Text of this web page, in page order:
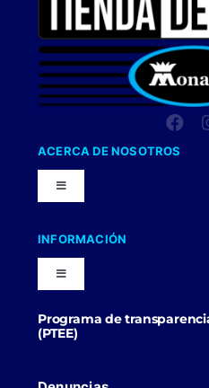
ACERCA DE NOSOTROS
Toggle
Navigation
Nuestra Compañia
Trabaja con nosotros
INFORMACIÓN
Toggle
Navigation
BlogPrograma de
(PTEE)